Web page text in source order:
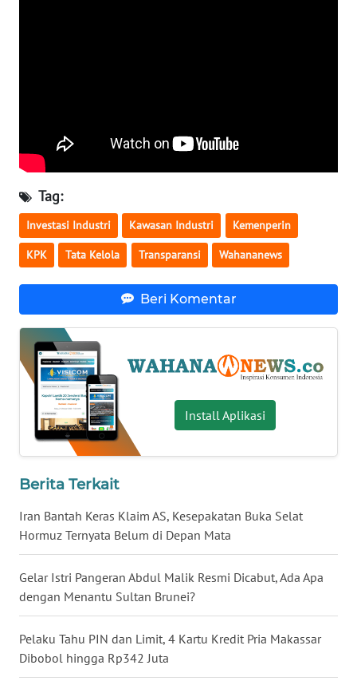
Tag:
Investasi Industri Kawasan Industri Kemenperin
KPK Tata Kelola Transparansi Wahananews
Beri Komentar
Install Aplikasi
Berita Terkait
Iran Bantah Keras Klaim AS, Kesepakatan Buka Selat
Hormuz Ternyata Belum di Depan Mata
Gelar Istri Pangeran Abdul Malik Resmi Dicabut, Ada Apa
dengan Menantu Sultan Brunei?
Pelaku Tahu PIN dan Limit, 4 Kartu Kredit Pria Makassar
Dibobol hingga Rp342 Juta
WN
NTB
WN
SULTENG
WN
BABEL
WN
SUMBAR
SUMSEL
WN
BENGKULU
WN
LAMPUNG
WN
JATENG